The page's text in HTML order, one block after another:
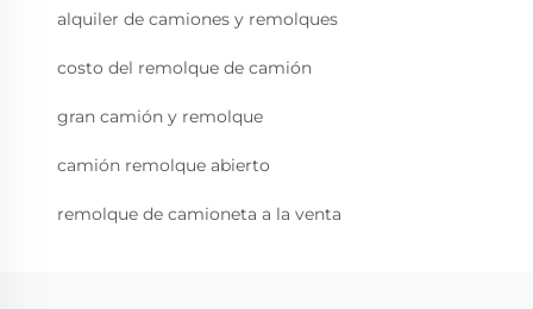
alquiler de camiones y remolques
costo del remolque de camión
gran camión y remolque
camión remolque abierto
remolque de camioneta a la venta